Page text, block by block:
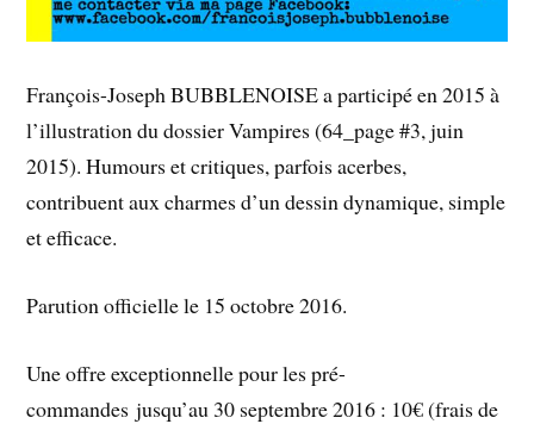
François-Joseph BUBBLENOISE a participé en 2015 à
l’illustration du dossier Vampires (64_page #3, juin
2015). Humours et critiques, parfois acerbes,
contribuent aux charmes d’un dessin dynamique, simple
et efficace.
Parution officielle le 15 octobre 2016.
Une offre exceptionnelle pour les pré-
commandes jusqu’au 30 septembre 2016 : 10€ (frais de